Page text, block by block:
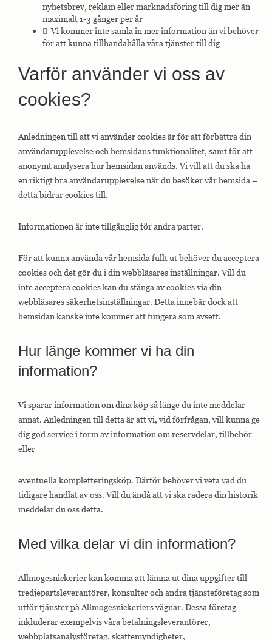
nyhetsbrev, reklam eller marknadsföring till dig mer än
maximalt 1-3 gånger per år
 Vi kommer inte samla in mer information än vi behöver
för att kunna tillhandahålla våra tjänster till dig
Varför använder vi oss av
cookies?
Anledningen till att vi använder cookies är för att förbättra din
användarupplevelse och hemsidans funktionalitet, samt för att
anonymt analysera hur hemsidan används. Vi vill att du ska ha
en riktigt bra användarupplevelse när du besöker vår hemsida –
detta bidrar cookies till.
Informationen är inte tillgänglig för andra parter.
För att kunna använda vår hemsida fullt ut behöver du acceptera
cookies och det gör du i din webbläsares inställningar. Vill du
inte acceptera cookies kan du stänga av cookies via din
webbläsares säkerhetsinställningar. Detta innebär dock att
hemsidan kanske inte kommer att fungera som avsett.
Hur länge kommer vi ha din
information?
Vi sparar information om dina köp så länge du inte meddelar
annat. Anledningen till detta är att vi, vid förfrågan, vill kunna ge
dig god service i form av information om reservdelar, tillbehör
eller
eventuella kompletteringsköp. Därför behöver vi veta vad du
tidigare handlat av oss. Vill du ändå att vi ska radera din historik
meddelar du oss detta.
Med vilka delar vi din information?
Allmogesnickerier kan komma att lämna ut dina uppgifter till
tredjepartsleverantörer, konsulter och andra tjänsteföretag som
utför tjänster på Allmogesnickeriers vägnar. Dessa företag
inkluderar exempelvis våra betalningsleverantörer,
webbplatsanalysföretag, skattemyndigheter,